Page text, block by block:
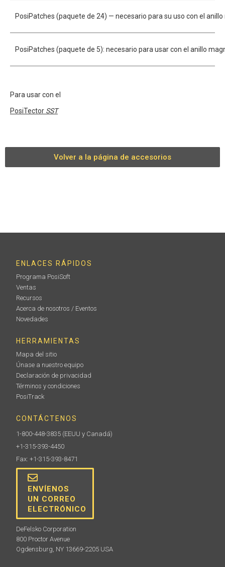
PosiPatches (paquete de 24) — necesario para su uso con el
PosiPatches (paquete de 5): necesario para usar con el anillo
Para usar con el
PosiTector SST
Volver a la página de accesorios
ENLACES RÁPIDOS
Programa PosiSoft
Ventas
Recursos
Acerca de nosotros / Eventos
Novedades
HERRAMIENTAS
Mapa del sitio
Únase a nuestro equipo
Declaración de privacidad
Términos y condiciones
PosiTrack
CONTÁCTENOS
1-800-448-3835 (EEUU y Canadá)
+1-315-393-4450
Fax: +1-315-393-8471
ENVÍENOS
UN CORREO
ELECTRÓNICO
DeFelsko Corporation
800 Proctor Avenue
Ogdensburg, NY 13669-2205 USA